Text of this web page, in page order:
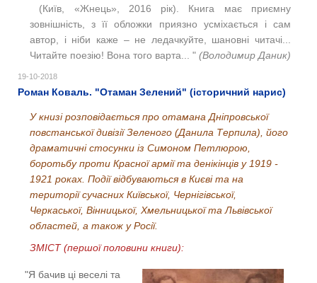
(Київ, «Жнець», 2016 рік). Книга має приємну
зовнішність, з її обложки приязно усміхається і сам
автор, і ніби каже – не ледачкуйте, шановні читачі...
Читайте поезію! Вона того варта... " (Володимир Даник)
19-10-2018
Роман Коваль. "Отаман Зелений" (історичний нарис)
У книзі розповідається про отамана Дніпровської
повстанської дивізії Зеленого (Данила Терпила), його
драматичні стосунки із Симоном Петлюрою,
боротьбу проти Красної армії та денікінців у 1919 -
1921 роках. Події відбуваються в Києві та на
території сучасних Київської, Чернігівської,
Черкаської, Вінницької, Хмельницької та Львівської
областей, а також у Росії.
ЗМІСТ (першої половини книги):
"Я бачив ці веселі та